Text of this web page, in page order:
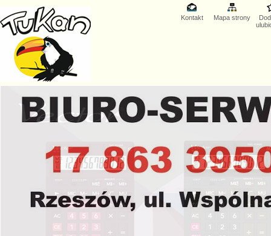
Kontakt Mapa strony